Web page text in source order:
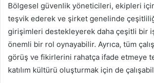
Bölgesel güvenlik yöneticileri, ekipleri
teşvik ederek ve şirket genelinde
girişimleri destekleyerek daha çeşitli bir
önemli bir rol oynayabilir. Ayrıca, tüm
görüş ve fikirlerini rahatça ifade etmeye
katılım kültürü oluşturmak için de